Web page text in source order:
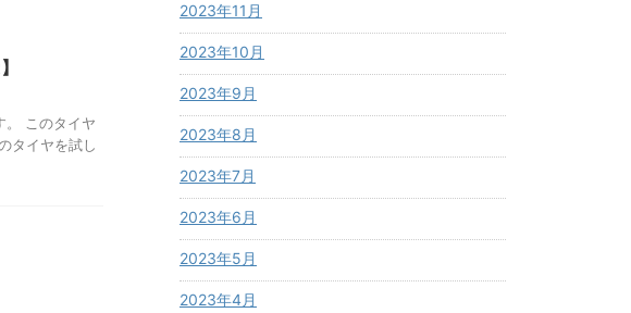
このタイヤ
タイヤを試し
2023年11月
2023年10月
2023年9月
2023年8月
2023年7月
2023年6月
2023年5月
2023年4月